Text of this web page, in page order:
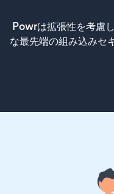
Powrは拡張性を考慮
な最先端の組み込みセ